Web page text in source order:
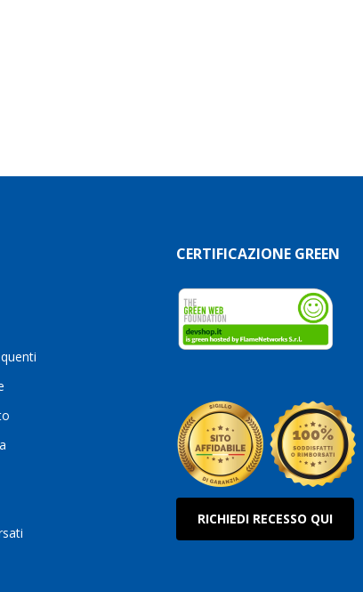
CERTIFICAZIONE GREEN
RICHIEDI RECESSO QUI